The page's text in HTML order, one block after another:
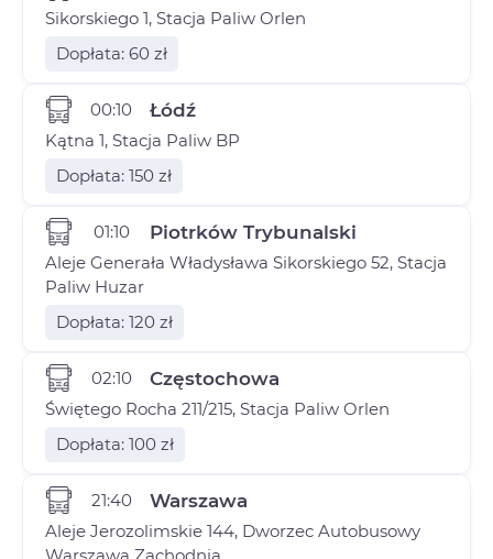
Sikorskiego 1, Stacja Paliw Orlen
Dopłata: 60 zł
00:10 Łódź
Kątna 1, Stacja Paliw BP
Dopłata: 150 zł
01:10 Piotrków Trybunalski
Aleje Generała Władysława Sikorskiego 52, Stacja
Paliw Huzar
Dopłata: 120 zł
02:10 Częstochowa
Świętego Rocha 211/215, Stacja Paliw Orlen
Dopłata: 100 zł
21:40 Warszawa
Aleje Jerozolimskie 144, Dworzec Autobusowy